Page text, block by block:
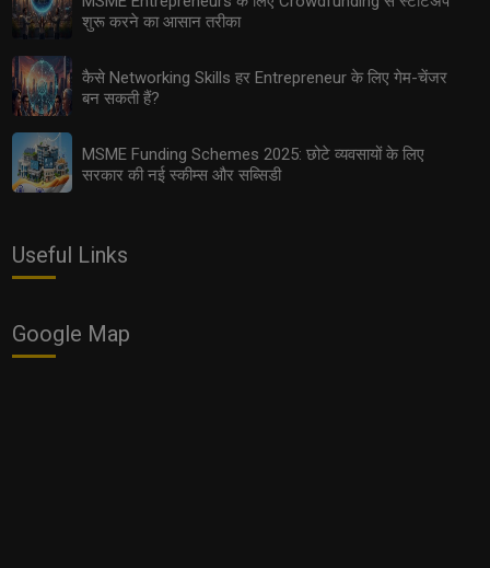
Export Opportunities 2025: छोटे उद्योगों के लिए इंटरनेशनल
मार्केट तक पहुँचने के आसान तरीके
Women Entrepreneurs: 2025 में महिलाओं के लिए सबसे आसान
शुरू करने का आसान तरीका
कैसे Networking Skills हर Entrepreneur के लिए गेम-चेंजर
बन सकती हैं?
MSME Funding Schemes 2025: छोटे व्यवसायों के लिए
सरकार की नई स्कीम्स और सब्सिडी
Useful Links
Google Map